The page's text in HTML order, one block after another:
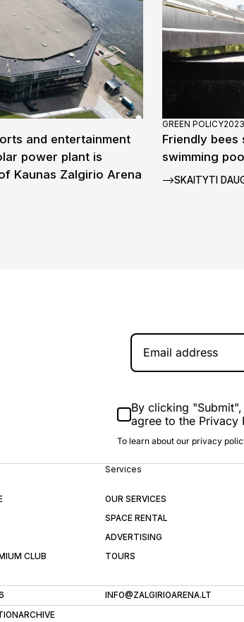
and entertainment
power plant is
Kaunas Zalgirio Arena
GREEN POLICY
Friendly
swimming
SKAITYTI
By clicking
agree to the Privacy
To learn about our privacy
CLUB
Services
OUR SERVICES
SPACE RENTAL
ADVERTISING
TOURS
INFO@ZALGIRIOARENA.LT
ARCHIVE